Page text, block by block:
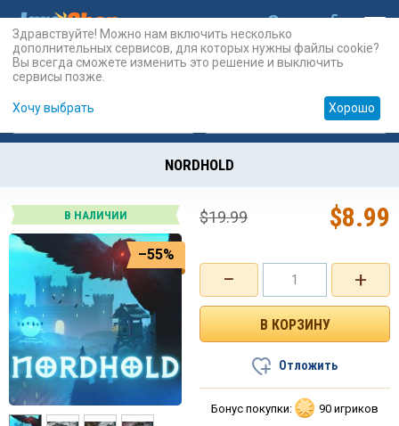
Карты Prepaid
NORDHOLD
В НАЛИЧИИ
–55%
+
−
$8.99
$19.99
Отложить
Бонус покупки: 90 игриков
Здравствуйте! Можно нам включить несколько
дополнительных сервисов, для которых нужны файлы cookie?
Вы всегда сможете изменить это решение и выключить
сервисы позже.
Хочу выбрать Хорошо